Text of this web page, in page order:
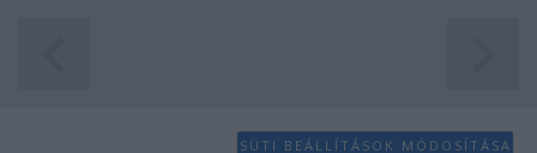
SÜTI BEÁLLÍTÁSOK MÓDOSÍTÁSA